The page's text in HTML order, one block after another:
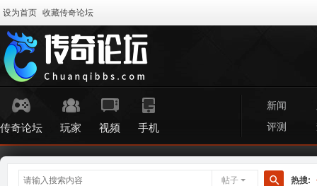
设为首页 收藏传奇论坛
传奇论坛 玩家 视频 手机
新闻
评测
帖子 热搜: